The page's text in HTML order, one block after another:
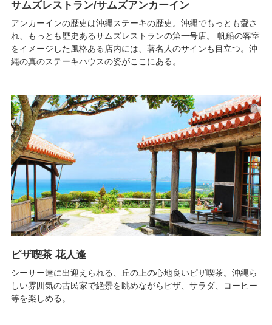
サムズレストラン/サムズアンカーイン
アンカーインの歴史は沖縄ステーキの歴史。沖縄でもっとも愛さ
れ、もっとも歴史あるサムズレストランの第一号店。 帆船の客室
をイメージした風格ある店内には、著名人のサインも目立つ。沖
縄の真のステーキハウスの姿がここにある。
ピザ喫茶 花人逢
シーサー達に出迎えられる、丘の上の心地良いピザ喫茶。沖縄ら
しい雰囲気の古民家で絶景を眺めながらピザ、サラダ、コーヒー
等を楽しめる。